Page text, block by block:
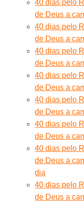
40 dias pelo
de Deus a
40 dias pelo
de Deus a
40 dias pelo
de Deus a
40 dias pelo
de Deus a
40 dias pelo
de Deus a
40 dias pelo
de Deus a
40 dias pelo
de Deus a
dia
40 dias pelo
de Deus a